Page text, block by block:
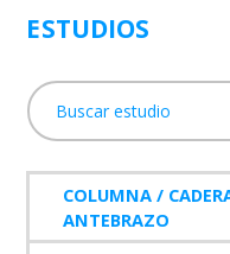
ESTUDIOS
COLUMNA /
ANTEBRAZO